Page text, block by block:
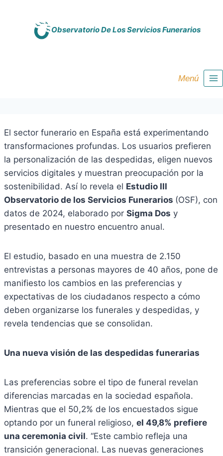
contenido
Observatorio De Los Servicios Funerarios
Menú
El sector funerario en España está experimentando
transformaciones profundas. Los usuarios prefieren
la personalización de las despedidas, eligen nuevos
servicios digitales y muestran preocupación por la
sostenibilidad. Así lo revela el Estudio III
Observatorio de los Servicios Funerarios (OSF), con
datos de 2024, elaborado por Sigma Dos y
presentado en nuestro encuentro anual.
El estudio, basado en una muestra de 2.150
entrevistas a personas mayores de 40 años, pone de
manifiesto los cambios en las preferencias y
expectativas de los ciudadanos respecto a cómo
deben organizarse los funerales y despedidas, y
revela tendencias que se consolidan.
Una nueva visión de las despedidas funerarias
Las preferencias sobre el tipo de funeral revelan
diferencias marcadas en la sociedad española.
Mientras que el 50,2% de los encuestados sigue
optando por un funeral religioso, el 49,8% prefiere
una ceremonia civil. “Este cambio refleja una
transición generacional. Las nuevas generaciones